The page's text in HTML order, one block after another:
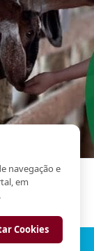
Crianças
Saber mais
navegação e
em
Cookies